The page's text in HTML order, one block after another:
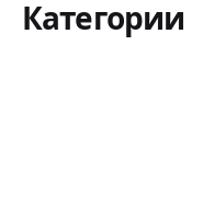
Категории